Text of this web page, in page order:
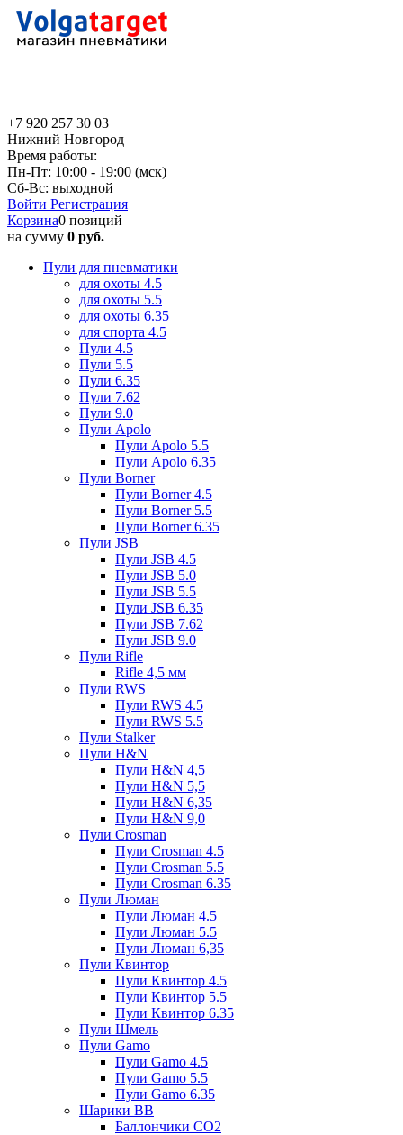
+7 920 257 30 03
Нижний Новгород
Время работы:
Пн-Пт: 10:00 - 19:00 (мск)
Сб-Вс: выходной
Войти Регистрация
Корзина0 позиций
на сумму 0 руб.
Пули для пневматики
для охоты 4.5
для охоты 5.5
для охоты 6.35
для спорта 4.5
Пули 4.5
Пули 5.5
Пули 6.35
Пули 7.62
Пули 9.0
Пули Apolo
Пули Apolo 5.5
Пули Apolo 6.35
Пули Borner
Пули Borner 4.5
Пули Borner 5.5
Пули Borner 6.35
Пули JSB
Пули JSB 4.5
Пули JSB 5.0
Пули JSB 5.5
Пули JSB 6.35
Пули JSB 7.62
Пули JSB 9.0
Пули Rifle
Rifle 4,5 мм
Пули RWS
Пули RWS 4.5
Пули RWS 5.5
Пули Stalker
Пули H&N
Пули H&N 4,5
Пули H&N 5,5
Пули H&N 6,35
Пули H&N 9,0
Пули Crosman
Пули Crosman 4.5
Пули Crosman 5.5
Пули Crosman 6.35
Пули Люман
Пули Люман 4.5
Пули Люман 5.5
Пули Люман 6,35
Пули Квинтор
Пули Квинтор 4.5
Пули Квинтор 5.5
Пули Квинтор 6.35
Пули Шмель
Пули Gamo
Пули Gamo 4.5
Пули Gamo 5.5
Пули Gamo 6.35
Шарики BB
Баллончики CO2